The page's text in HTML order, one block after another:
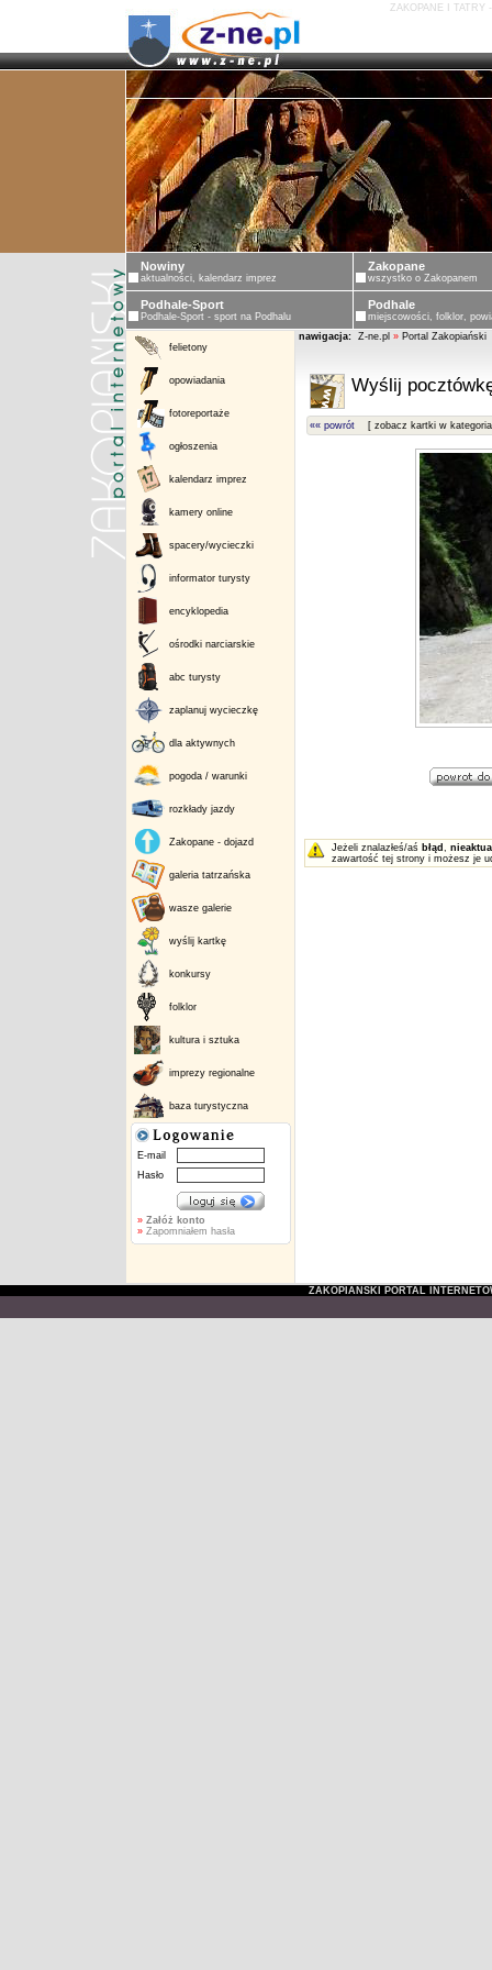
ZAKOPANE I TATRY
Nowiny
aktualności, kalendarz imprez
Zakopane
wszystko o Zakopanem
Podhale-Sport
Podhale-Sport - sport na Podhalu
Podhale
miejscowości, folklor,
felietony
opowiadania
fotoreportaże
ogłoszenia
kalendarz imprez
kamery online
spacery/wycieczki
informator turysty
encyklopedia
ośrodki narciarskie
abc turysty
zaplanuj wycieczkę
dla aktywnych
pogoda / warunki
rozkłady jazdy
Zakopane - dojazd
galeria tatrzańska
wasze galerie
wyślij kartkę
konkursy
folklor
kultura i sztuka
imprezy regionalne
baza turystyczna
E-mail
Hasło
» Załóż konto
»Zapomniałem hasła
nawigacja: Z-ne.pl » Portal Zakopiański
Wyślij
«« powrót [ zobacz kartki w
Jeżeli znalazłeś/aś błąd ,
zawartość tej strony i możesz je
ZAKOPIAŃSKI PORTAL